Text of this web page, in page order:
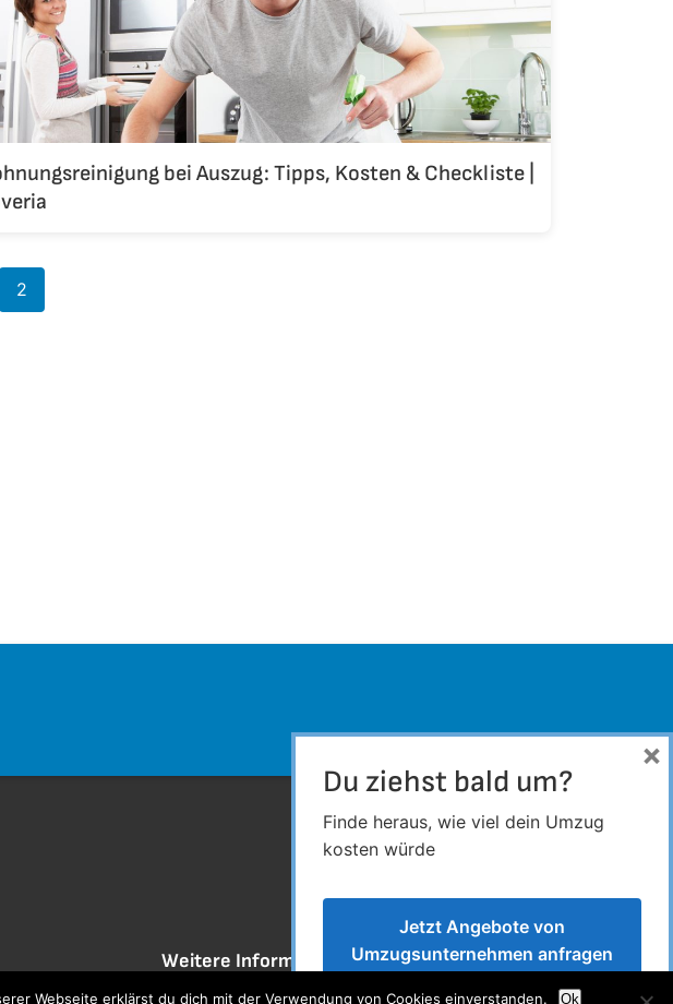
bei Auszug: Tipps, Kosten & Checkliste |
2
Weitere Informationen
Webseite erklärst du dich mit der Verwendung von Cookies einverstanden. Ok
Du ziehst bald um?
Finde heraus, wie viel dein Umzug
kosten würde
Jetzt Angebote von
Umzugsunternehmen anfragen
×